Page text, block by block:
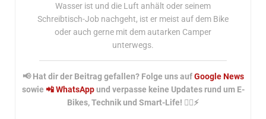
Wasser ist und die Luft anhält oder seinem
Schreibtisch-Job nachgeht, ist er meist auf dem Bike
oder auch gerne mit dem autarken Camper
unterwegs.
📢 Hat dir der Beitrag gefallen? Folge uns aufGoogle News
sowie 📲 WhatsAppund verpasse keine Updates rund um E-
Bikes, Technik und Smart-Life! 🚴‍♂️⚡